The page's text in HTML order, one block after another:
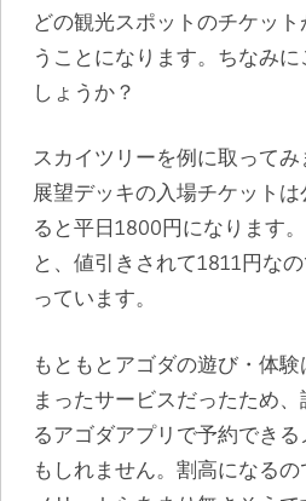
どの観光スポットのチケッ
うことになります。ちなみ
しょうか？
スカイツリーを例に取って
展望デッキの入場チケット
ると平日1800円になります
と、値引きされて1811円な
っています。
もともとアゴダの遊び・体
まったサービスだったため
るアゴダアプリで予約でき
もしれません。割高になる